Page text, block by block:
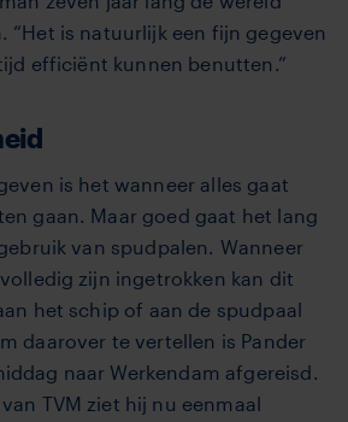
“Het is natuurlijk een fijn gegeven
efficiënt kunnen benutten.”
is het wanneer alles gaat
gaan. Maar goed gaat het lang
van spudpalen. Wanneer
zijn ingetrokken kan dit
het schip of aan de spudpaal
daarover te vertellen is Pander
naar Werkendam afgereisd.
TVM ziet hij nu eenmaal